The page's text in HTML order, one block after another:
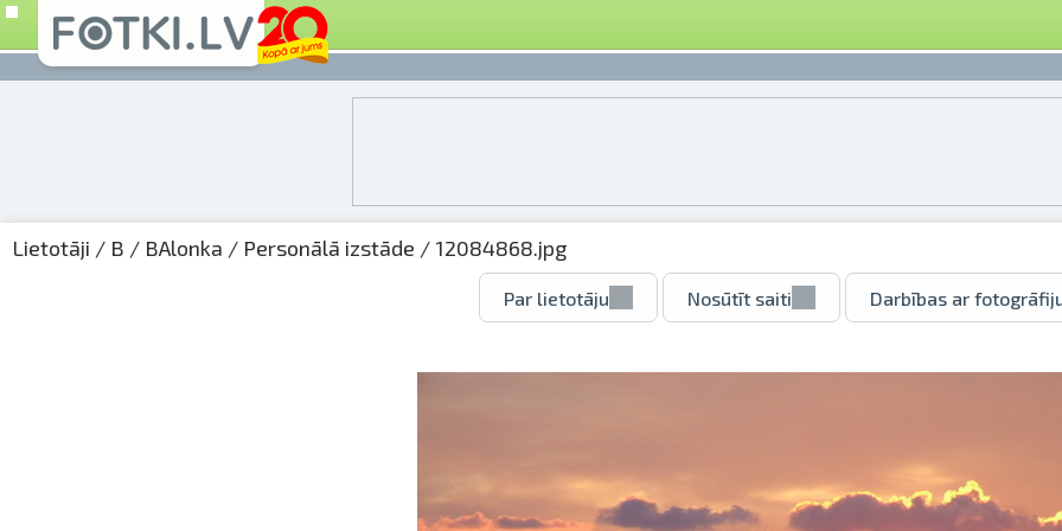
Lietotāji / B / BAlonka / Personālā izstāde / 12084868.jpg
Par lietotāju Nosūtīt saiti Darbības ar